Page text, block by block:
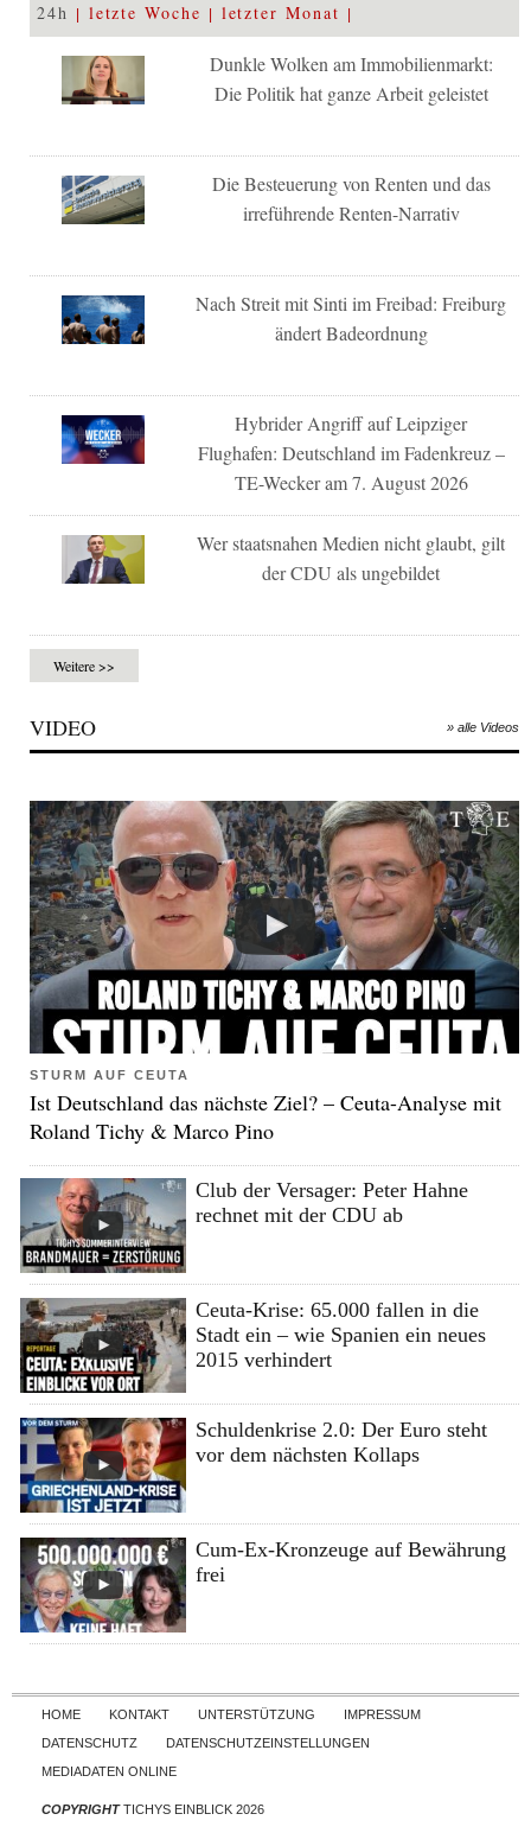
24h letzte Woche letzter Monat
Dunkle Wolken am Immobilienmarkt:
Die Politik hat ganze Arbeit geleistet
Die Besteuerung von Renten und das
irreführende Renten-Narrativ
Nach Streit mit Sinti im Freibad: Freiburg
ändert Badeordnung
Hybrider Angriff auf Leipziger
Flughafen: Deutschland im Fadenkreuz –
TE-Wecker am 7. August 2026
Wer staatsnahen Medien nicht glaubt, gilt
der CDU als ungebildet
Weitere >>
VIDEO » alle Videos
STURM AUF CEUTA
Ist Deutschland das nächste Ziel? – Ceuta-Analyse mit
Roland Tichy & Marco Pino
Club der Versager: Peter Hahne
rechnet mit der CDU ab
Ceuta-Krise: 65.000 fallen in die
Stadt ein – wie Spanien ein neues
2015 verhindert
Schuldenkrise 2.0: Der Euro steht
vor dem nächsten Kollaps
Cum-Ex-Kronzeuge auf Bewährung
frei
Skip to content
HOME KONTAKT UNTERSTÜTZUNG
IMPRESSUM
DATENSCHUTZ
DATENSCHUTZEINSTELLUNGEN
MEDIADATEN ONLINE
COPYRIGHTTICHYS EINBLICK 2026